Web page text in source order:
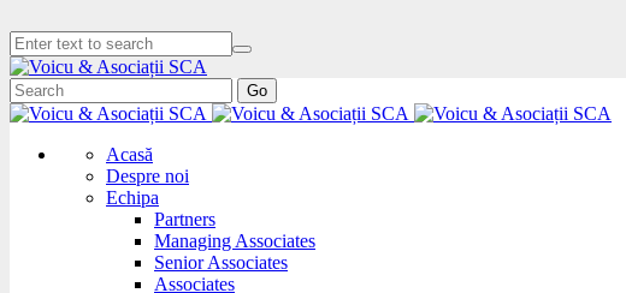
Go
Acasă
Despre noi
Echipa
Partners
Managing Associates
Senior Associates
Associates